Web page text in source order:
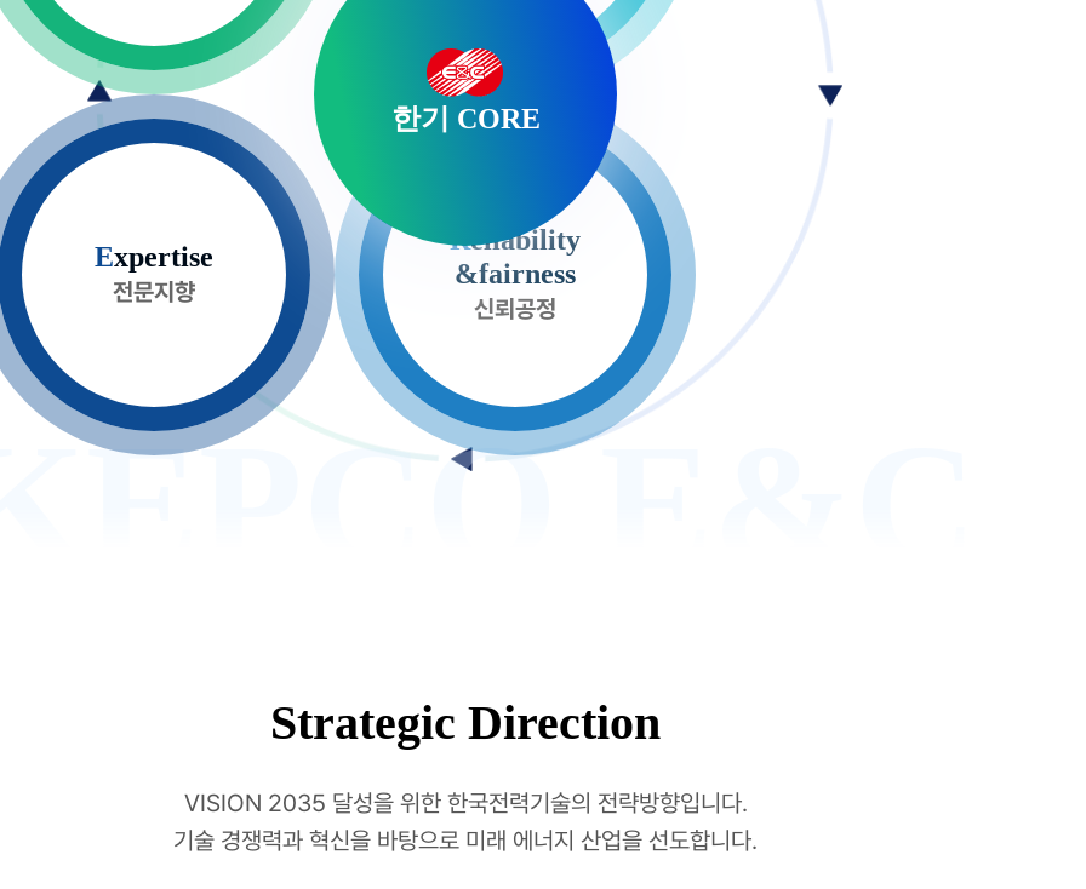
한기 CORE
Expertise Expertise
전문지향
Reliability
&fairnessReliability
fairness
신뢰공정
E&C
Strategic Direction
VISION 2035 달성을 위한 한국전력기술의 전략방향입니다.
기술 경쟁력과 혁신을 바탕으로 미래 에너지 산업을 선도합니다.